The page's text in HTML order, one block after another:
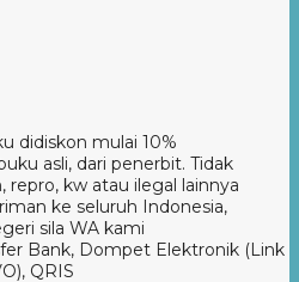
didiskon mulai 10%
asli, dari penerbit. Tidak
repro, kw atau ilegal lainnya
ke seluruh Indonesia,
sila WA kami
Bank, Dompet Elektronik (Link
QRIS